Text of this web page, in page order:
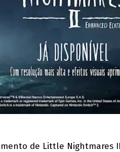
de Little Nightmares